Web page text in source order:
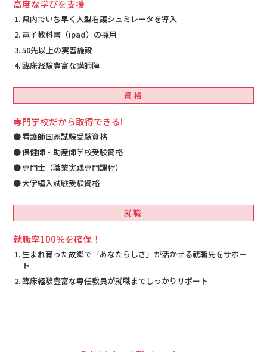
高度な学びを支援
県内でいち早く人型看護シュミレータを導入
電子教科書（ipad）の採用
50先以上の実習施設
臨床経験豊富な講師陣
資格
専門学校だから取得できる!
看護師国家試験受験資格
保健師・助産師学校受験資格
専門士（職業実践専門課程）
大学編入試験受験資格
就職
就職率100％を確保！
生まれ育った故郷で「あなたらしさ」が活かせる就職先をサポー
ト
臨床経験豊富な専任教員が就職までしっかりサポート